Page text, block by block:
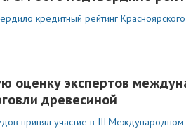
кредитный рейтинг
оценку экспертов
древесиной
принял участие в III